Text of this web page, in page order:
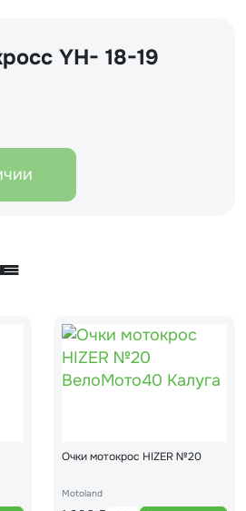
YH- 18-19
Очки мотокрос HIZER №20
Motoland